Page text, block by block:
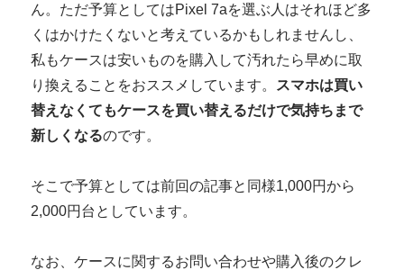
ん。ただ予算としてはPixel 7aを選ぶ人はそれほど多
くはかけたくないと考えているかもしれませんし、
私もケースは安いものを購入して汚れたら早めに取
り換えることをおススメしています。 スマホは買い
替えなくてもケースを買い替えるだけで気持ちまで
新しくなるのです。
そこで予算としては前回の記事と同様1,000円から
2,000円台としています。
なお、ケースに関するお問い合わせや購入後のクレ